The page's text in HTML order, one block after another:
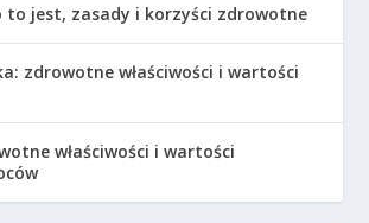
to jest, zasady i korzyści zdrowotne
zdrowotne właściwości i wartości
właściwości i wartości